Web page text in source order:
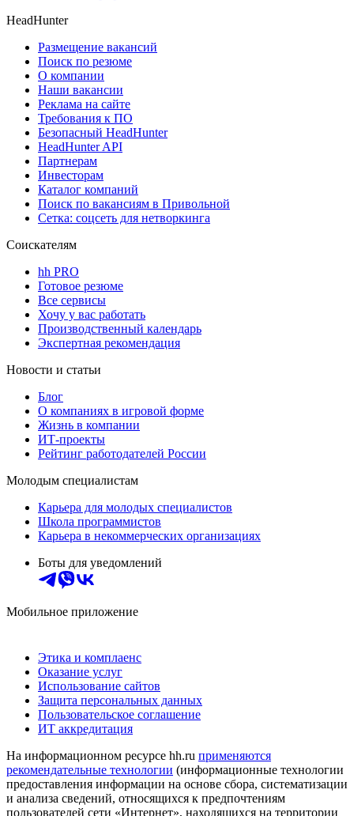
HeadHunter
Размещение вакансий
Поиск по резюме
О компании
Наши вакансии
Реклама на сайте
Требования к ПО
Безопасный HeadHunter
HeadHunter API
Партнерам
Инвесторам
Каталог компаний
Поиск по вакансиям в Привольной
Сетка: соцсеть для нетворкинга
Соискателям
hh PRO
Готовое резюме
Все сервисы
Хочу у вас работать
Производственный календарь
Экспертная рекомендация
Новости и статьи
Блог
О компаниях в игровой форме
Жизнь в компании
ИТ-проекты
Рейтинг работодателей России
Молодым специалистам
Карьера для молодых специалистов
Школа программистов
Карьера в некоммерческих организациях
Боты для уведомлений
Мобильное приложение
Этика и комплаенс
Оказание услуг
Использование сайтов
Защита персональных данных
Пользовательское соглашение
ИТ аккредитация
На информационном ресурсе hh.ru применяются
рекомендательные технологии (информационные технологии
предоставления информации на основе сбора, систематизации
и анализа сведений, относящихся к предпочтениям
пользователей сети «Интернет», находящихся на территории